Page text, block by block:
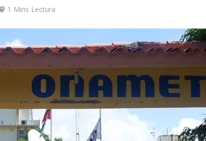
1 Mins Lectura